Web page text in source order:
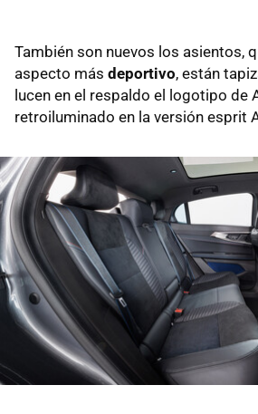
También son nuevos los asientos,
aspecto más deportivo, están
lucen en el respaldo el logotipo de
retroiluminado en la versión esprit